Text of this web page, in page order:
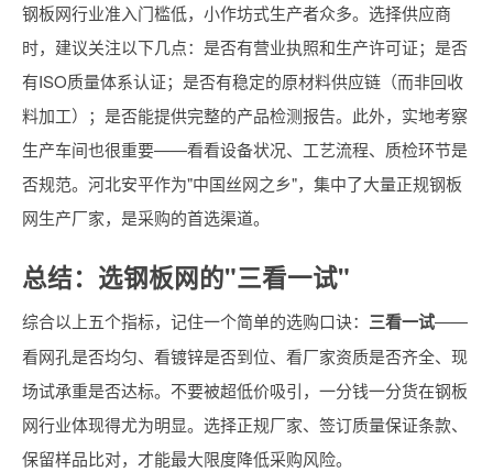
钢板网行业准入门槛低，小作坊式生产者众多。选择供应商
时，建议关注以下几点：是否有营业执照和生产许可证；是否
有ISO质量体系认证；是否有稳定的原材料供应链（而非回收
料加工）；是否能提供完整的产品检测报告。此外，实地考察
生产车间也很重要——看看设备状况、工艺流程、质检环节是
否规范。河北安平作为"中国丝网之乡"，集中了大量正规钢板
网生产厂家，是采购的首选渠道。
总结：选钢板网的"三看一试"
综合以上五个指标，记住一个简单的选购口诀： 三看一试——
看网孔是否均匀、看镀锌是否到位、看厂家资质是否齐全、现
场试承重是否达标。不要被超低价吸引，一分钱一分货在钢板
网行业体现得尤为明显。选择正规厂家、签订质量保证条款、
保留样品比对，才能最大限度降低采购风险。